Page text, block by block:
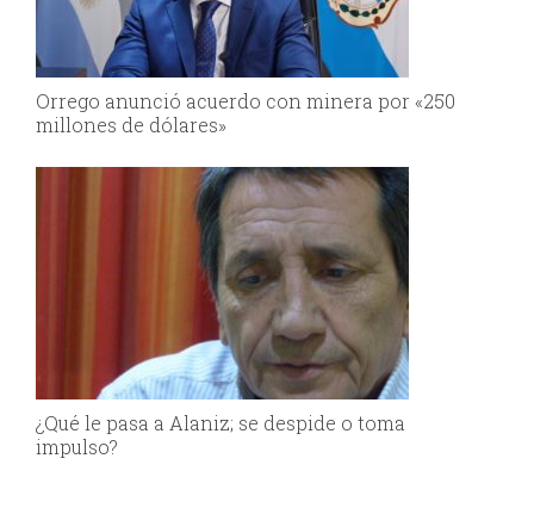
Orrego anunció acuerdo con minera por «250
millones de dólares»
¿Qué le pasa a Alaniz; se despide o toma
impulso?